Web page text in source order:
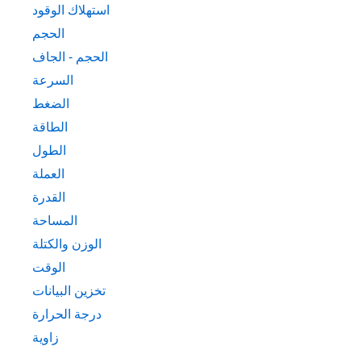
استهلاك الوقود
الحجم
الحجم - الجاف
السرعة
الضغط
الطاقة
الطول
العملة
القدرة
المساحة
الوزن والكتلة
الوقت
تخزين البيانات
درجة الحرارة
زاوية